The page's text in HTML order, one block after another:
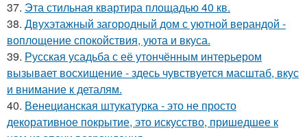
37. Эта стильная квартира площадью 40 кв.
38. Двухэтажный загородный дом с уютной верандой -
воплощение спокойствия, уюта и вкуса.
39. Русская усадьба с её утончённым интерьером
вызывает восхищение - здесь чувствуется масштаб, вкус
и внимание к деталям.
40. Венецианская штукатурка - это не просто
декоративное покрытие, это искусство, пришедшее к